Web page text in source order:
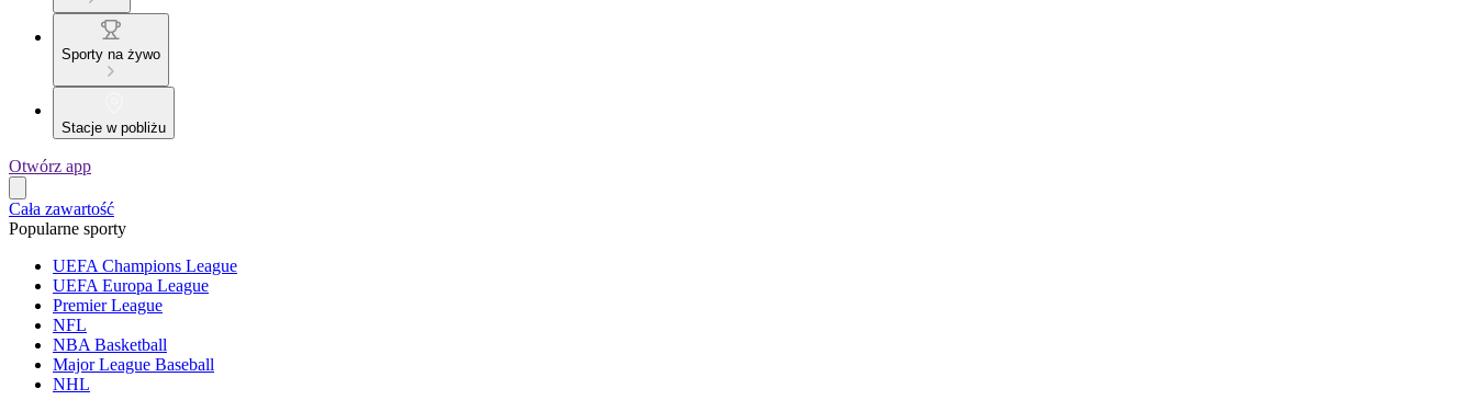
Sporty na żywo
Stacje w pobliżu
Otwórz app
Cała zawartość
Popularne sporty
UEFA Champions League
UEFA Europa League
Premier League
NFL
NBA Basketball
Major League Baseball
NHL